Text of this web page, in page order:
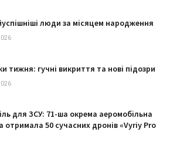
люди за місяцем народження
тижня: гучні викриття та нові підозри
для ЗСУ: 71-ша окрема аеромобільна
отримала 50 сучасних дронів «Vyriy Pro